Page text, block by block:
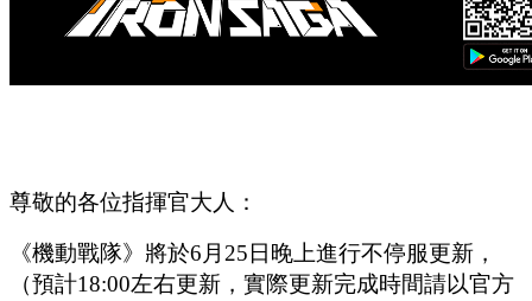
尊敬的各位指揮官大人：
《機動戰隊》將於6月 25 日晚上進行不停服更新，
（預計18:00左右更新，實際更新完成時間請以官方